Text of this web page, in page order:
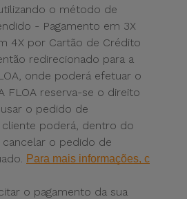
o método de
- Pagamento em 3X
4X por Cartão de Crédito
redirecionado para a
onde poderá efetuar o
FLOA reserva-se o direito
o pedido de
poderá, dentro do
cancelar o pedido de
Para mais informações, c
o pagamento da sua